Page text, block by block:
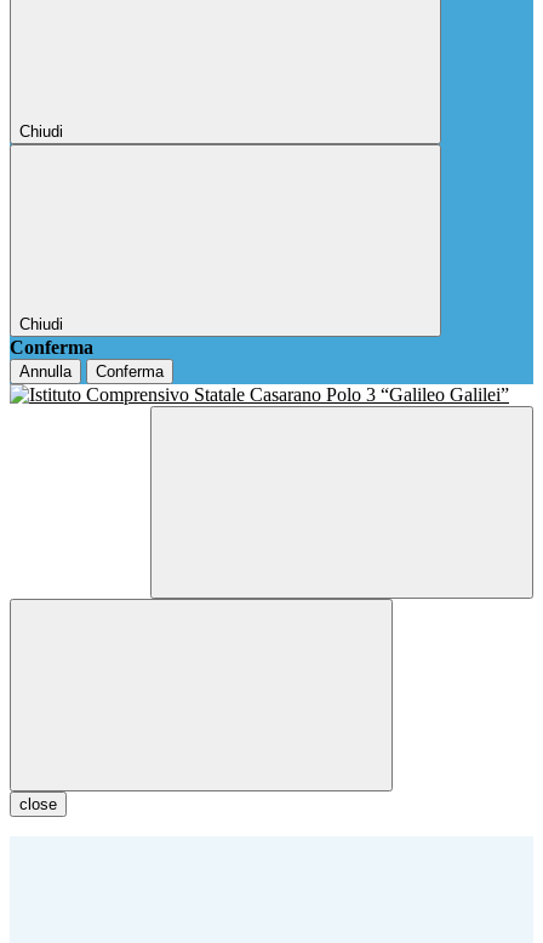
Chiudi
Chiudi
Conferma
Annulla Conferma
close